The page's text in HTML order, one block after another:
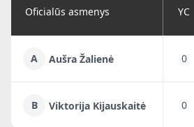
Oficialūs asmenys YC
A Aušra Žalienė 0
B Viktorija Kijauskaitė 0